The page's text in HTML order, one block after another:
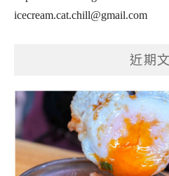
icecream.cat.chill@gmail.com
近期